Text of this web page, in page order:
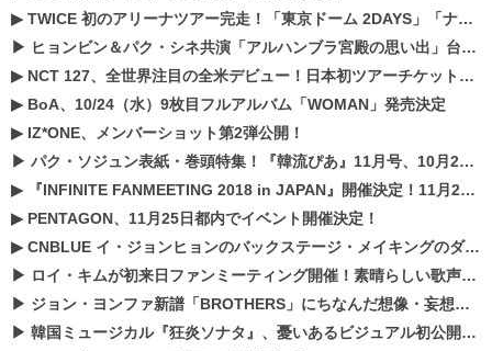
▶TWICE 初のアリーナツアー完走！「東京ドーム 2DAYS」「ナゴヤドーム1DAY」「京セラドーム1DAY」2019年ドームツアー開催決定！！
▶ ヒョンビン＆パク・シネ共演「アルハンブラ宮殿の思い出」台本読み現場を公開
▶ NCT 127、全世界注目の全米デビュー！日本初ツアーチケットが早くもプレミア化！？
▶ BoA、10/24（水）9枚目フルアルバム「WOMAN」発売決定
▶ IZ*ONE、メンバーショット第2弾公開！
▶ パク・ソジュン表紙・巻頭特集！『韓流ぴあ』11月号、10月22日（月）発売！
▶
『INFINITE FANMEETING 2018 in JAPAN』開催決定！11月21、22日にパシフィコ横浜にて実施
▶ PENTAGON、11月25日都内でイベント開催決定！
▶CNBLUE イ・ジョンヒョンのバックステージ・メイキングのダイジェスト映像が公開！
▶ ロイ・キムが初来日ファンミーティング開催！素晴らしい歌声に癒される贅沢な時間
▶ ジョン・ヨンファ新譜「BROTHERS」にちなんだ想像・妄想企画がスタート！
▶ 韓国ミュージカル『狂炎ソナタ』、憂いある​ビジュアル初公開!! 主役リョウク、SHIN、KENらのコメントが到着！